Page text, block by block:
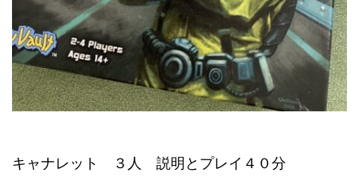
キャナレット ３人 説明とプレイ４０分